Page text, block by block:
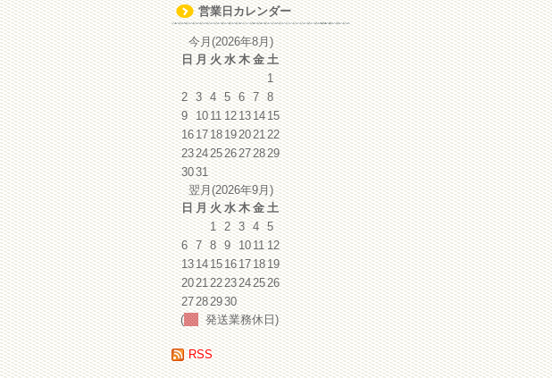
カ
イ
ブ
営業日カレンダー
今月(2026年8月)
日 月 火 水 木 金 土
1
2 3 4 5 6 7 8
9
10 11 12 13 14 15
16 17 18 19202122
23242526272829
3031
翌月(2026年9月)
日 月 火 水 木 金 土
1 2 3 4 5
6 7 8 9 10 11 12
13 14 15 16 17 18 19
20212223242526
27282930
(
発送業務休日)
RSS